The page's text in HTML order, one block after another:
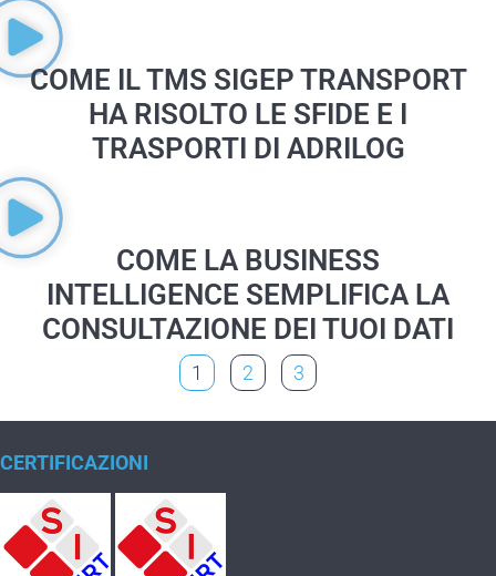
COME IL TMS SIGEP TRANSPORT
HA RISOLTO LE SFIDE E I
TRASPORTI DI ADRILOG
COME LA BUSINESS
INTELLIGENCE SEMPLIFICA LA
CONSULTAZIONE DEI TUOI DATI
1 2 3
CERTIFICAZIONI